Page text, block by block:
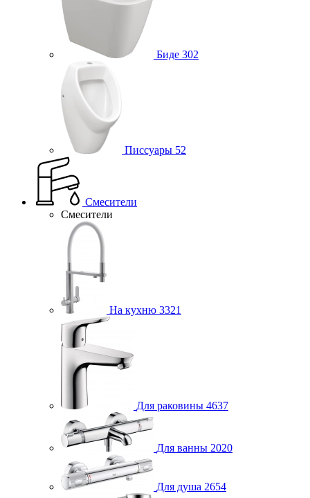
Биде 302
Писсуары 52
Смесители
Смесители
На кухню 3321
Для раковины 4637
Для ванны 2020
Для душа 2654